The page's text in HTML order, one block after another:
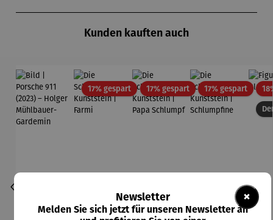
Kunden kauften auch
17% gespartRabatt17% gespartRabatt17% gespartRabatt
×
Newsletter
Melden Sie sich jetzt für unseren Newsletter an